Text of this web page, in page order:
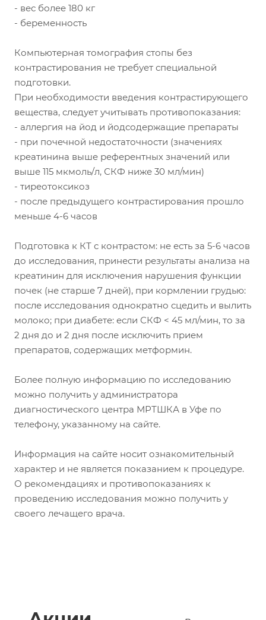
- вес более 180 кг
- беременность
Компьютерная томография стопы без
контрастирования не требует специальной
подготовки.
При необходимости введения контрастирующего
вещества, следует учитывать противопоказания:
- аллергия на йод и йодсодержащие препараты
- при почечной недостаточности (значениях
креатинина выше референтных значений или
выше 115 мкмоль/л, СКФ ниже 30 мл/мин)
- тиреотоксикоз
- после предыдущего контрастирования прошло
меньше 4-6 часов
Подготовка к КТ с контрастом: не есть за 5-6 часов
до исследования, принести результаты анализа на
креатинин для исключения нарушения функции
почек (не старше 7 дней), при кормлении грудью:
после исследования однократно сцедить и вылить
молоко; при диабете: если СКФ < 45 мл/мин, то за
2 дня до и 2 дня после исключить прием
препаратов, содержащих метформин.
Более полную информацию по исследованию
можно получить у администратора
диагностического центра МРТШКА в Уфе по
телефону, указанному на сайте.
Информация на сайте носит ознакомительный
характер и не является показанием к процедуре.
О рекомендациях и противопоказаниях к
проведению исследования можно получить у
своего лечащего врача.